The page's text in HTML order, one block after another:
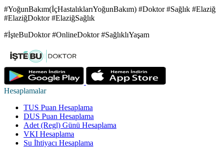
#YoğunBakım(İçHastalıklarıYoğunBakım) #Doktor #Sağlık #Elaziğ
#ElaziğDoktor #ElaziğSağlık
#İşteBuDoktor #OnlineDoktor #SağlıklıYaşam
Hesaplamalar
TUS Puan Hesaplama
DUS Puan Hesaplama
Adet (Regl) Günü Hesaplama
VKI Hesaplama
Su İhtiyacı Hesaplama